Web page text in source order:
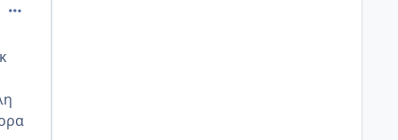
comment_997928